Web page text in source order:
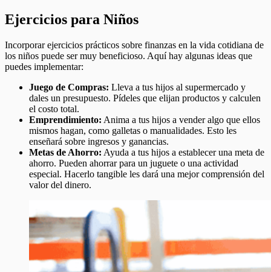
Ejercicios para Niños
Incorporar ejercicios prácticos sobre finanzas en la vida cotidiana de
los niños puede ser muy beneficioso. Aquí hay algunas ideas que
puedes implementar:
Juego de Compras: Lleva a tus hijos al supermercado y
dales un presupuesto. Pídeles que elijan productos y calculen
el costo total.
Emprendimiento: Anima a tus hijos a vender algo que ellos
mismos hagan, como galletas o manualidades. Esto les
enseñará sobre ingresos y ganancias.
Metas de Ahorro: Ayuda a tus hijos a establecer una meta de
ahorro. Pueden ahorrar para un juguete o una actividad
especial. Hacerlo tangible les dará una mejor comprensión del
valor del dinero.